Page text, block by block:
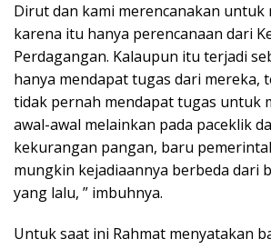
Dirut dan kami merencanakan untuk
karena itu hanya perencanaan dari
Perdagangan. Kalaupun itu terjadi
hanya mendapat tugas dari mereka,
tidak pernah mendapat tugas untuk
awal-awal melainkan pada paceklik
kekurangan pangan, baru
mungkin kejadiaannya berbeda dari
yang lalu, ” imbuhnya.
Untuk saat ini Rahmat menyatakan